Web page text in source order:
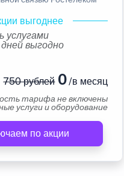
выгоднее
услугами
выгодно
750 рублей0/в месяц
тарифа не включены
услуги и оборудование
по акции